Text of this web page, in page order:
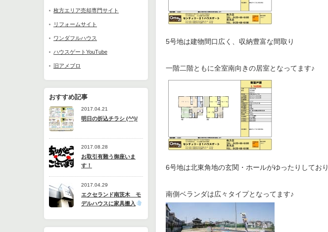
枚方エリア売却専門サイト
リフォームサイト
ワンダフルハウス
ハウスゲートYouTube
旧アメブロ
おすすめ記事
2017.04.21
明日の折込チラシ (^^)/
2017.08.28
お取引有難う御座いま
す！
2017.04.29
エクセランド南茨木 モ
デルハウスに家具搬入
5号地は建物間口広く、収納豊富な間取り
一階二階ともに全室南向きの居室となってます♪
6号地は北東角地の玄関・ホールがゆったりしており
南側ベランダは広々タイプとなってます♪